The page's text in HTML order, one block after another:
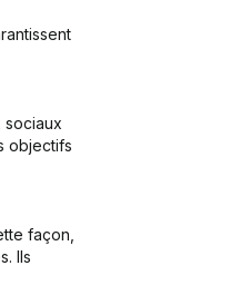
- But - Demissions, Nominations
sociaux
objectifs
façon,
Ils